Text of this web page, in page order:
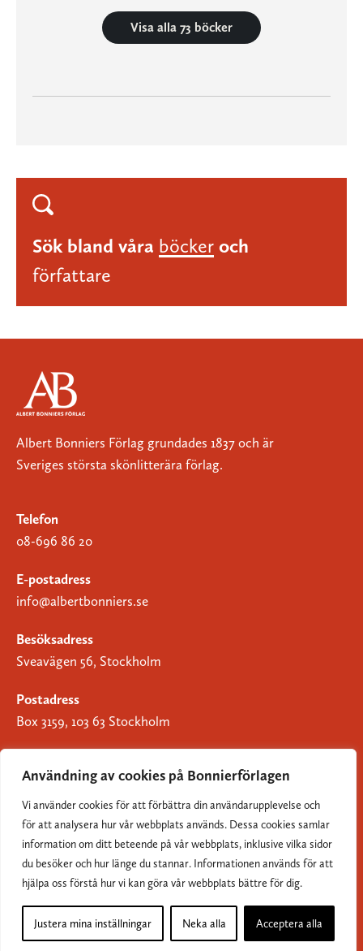
Användning av cookies på Bonnierförlagen
Vi använder cookies för att förbättra din användarupplevelse och
för att analysera hur vår webbplats används. Dessa cookies samlar
information om ditt beteende på vår webbplats, inklusive vilka sidor
du besöker och hur länge du stannar. Informationen används för att
hjälpa oss förstå hur vi kan göra vår webbplats bättre för dig.
Justera mina inställningar Neka alla Acceptera alla
Visa alla 73 böcker
Sök bland våra böcker och
författare
Albert Bonniers Förlag grundades 1837 och är
Sveriges största skönlitterära förlag.
Telefon
08-696 86 20
E-postadress
info@albertbonniers.se
Besöksadress
Sveavägen 56, Stockholm
Postadress
Box 3159, 103 63 Stockholm
Om Bonnierförlagen
Cookies
Integritetspolicy